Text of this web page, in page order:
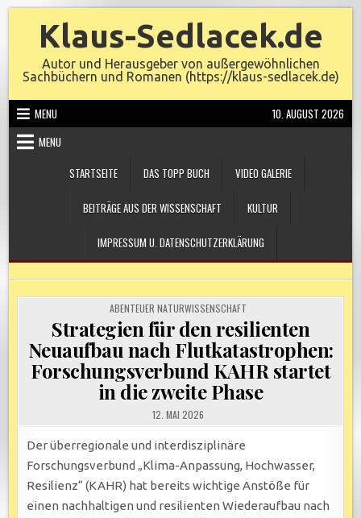
Klaus-Sedlacek.de
Autor und Herausgeber von außergewöhnlichen
Sachbüchern und Romanen (https://klaus-sedlacek.de)
MENU
10. AUGUST 2026
MENU
STARTSEITE
DAS TOPP BUCH VIDEO GALERIE
BEITRÄGE AUS DER WISSENSCHAFT KULTUR
IMPRESSUM U. DATENSCHUTZERKLÄRUNG
POSTED
IN
ABENTEUER NATURWISSENSCHAFT
Strategien für den resilienten
Neuaufbau nach Flutkatastrophen:
Forschungsverbund KAHR startet
in die zweite Phase
12. MAI 2026
Der überregionale und interdisziplinäre
Forschungsverbund „Klima-Anpassung, Hochwasser,
Resilienz“ (KAHR) hat bereits wichtige Anstöße für
einen nachhaltigen und resilienten Wiederaufbau nach